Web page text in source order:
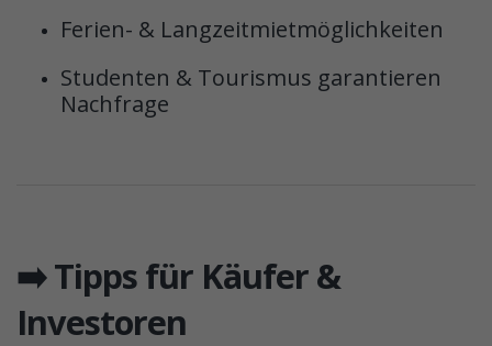
Ferien- & Langzeitmietmöglichkeiten
Studenten & Tourismus garantieren
Nachfrage
➡️ Tipps für Käufer &
Investoren